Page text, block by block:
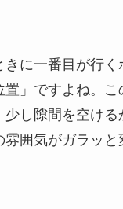
きに一番目が行く
置」ですよね。こ
少し隙間を空ける
雰囲気がガラッ